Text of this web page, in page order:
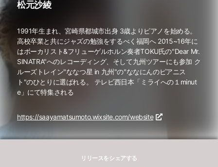
松元沙綾
1991年生まれ、宮崎県都城市出身 3歳よりピアノを始める。
高校卒業と共にジャズの勉強をするべく福岡へ 2015~16年に
はボーカリスト&フリューゲルホルン奏者TOKU氏の"Dear Mr.
SINATRA"へのレコーディング、そして九州ツアーにも参加 ク
ルーズトレイン"ななつ星 in 九州"の"ななにんのピアニス
ト"のひとりに選ばれる。 テレビ西日本「ミライへの１minut
e」にて特集される
https://saayamatsumoto.wixsite.com/website
リリースをシェアする